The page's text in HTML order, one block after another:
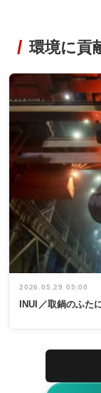
環境に貢
2026.05.29 05:00
INUI／取鍋のふた